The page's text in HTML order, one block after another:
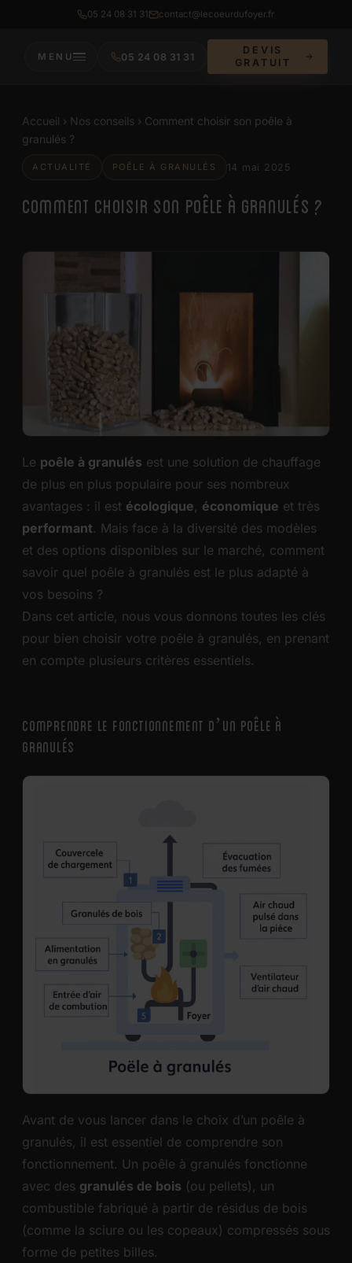
05 24 08 31 31 contact@lecoeurdufoyer.fr
MENU 05 24 08 31 31
DEVIS
GRATUIT
Accueil › Nos conseils › Comment choisir son poêle à
granulés ?
ACTUALITÉ POÊLE À GRANULÉS 14 mai 2025
COMMENT CHOISIR SON POÊLE À GRANULÉS ?
Le poêle à granulés est une solution de chauffage
de plus en plus populaire pour ses nombreux
avantages : il est écologique, économique et très
performant. Mais face à la diversité des modèles
et des options disponibles sur le marché, comment
savoir quel poêle à granulés est le plus adapté à
vos besoins ?
Dans cet article, nous vous donnons toutes les clés
pour bien choisir votre poêle à granulés, en prenant
en compte plusieurs critères essentiels.
COMPRENDRE LE FONCTIONNEMENT D’UN POÊLE À
GRANULÉS
Avant de vous lancer dans le choix d’un poêle à
granulés, il est essentiel de comprendre son
fonctionnement. Un poêle à granulés fonctionne
avec des granulés de bois (ou pellets), un
combustible fabriqué à partir de résidus de bois
(comme la sciure ou les copeaux) compressés sous
forme de petites billes.